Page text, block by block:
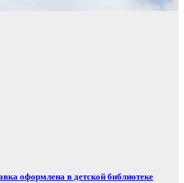
оформлена в детской библиотеке